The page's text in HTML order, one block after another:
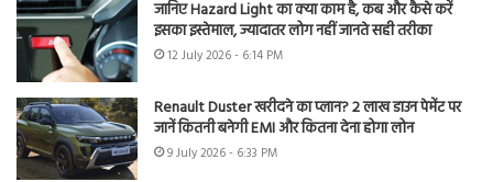
जानिए Hazard Light का क्या काम है, कब और कैसे करें
इसका इस्तेमाल, ज्यादातर लोग नहीं जानते सही तरीका
12 July 2026 - 6:14 PM
Renault Duster खरीदने का प्लान? 2 लाख डाउन पेमेंट पर
जानें कितनी बनेगी EMI और कितना देना होगा लोन
9 July 2026 - 6:33 PM